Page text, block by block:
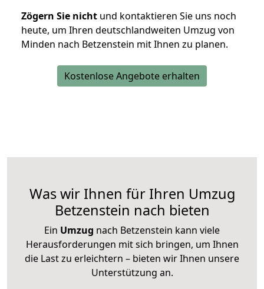
Zögern Sie nicht und kontaktieren Sie uns noch
heute, um Ihren deutschlandweiten Umzug von
Minden nach Betzenstein mit Ihnen zu planen.
Kostenlose Angebote erhalten
Was wir Ihnen für Ihren Umzug
Betzenstein nach bieten
Ein Umzug nach Betzenstein kann viele
Herausforderungen mit sich bringen, um Ihnen
die Last zu erleichtern – bieten wir Ihnen unsere
Unterstützung an.